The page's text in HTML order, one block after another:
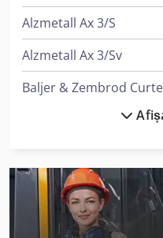
Alzmetall Ax 3/S
Alzmetall Ax 3/Sv
Baljer & Zembrod
Baljer & Zembrod
Eisele Vms 370
Ep Epl154